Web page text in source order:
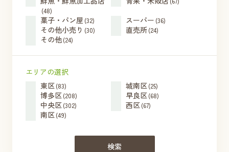
(48)
菓子・パン屋 (32) スーパー (36)
その他小売り (30) 直売所(24)
その他(24)
エリアの選択
東区(83) 城南区(25)
博多区(208) 早良区(68)
中央区(302) 西区(67)
南区(49)
検索